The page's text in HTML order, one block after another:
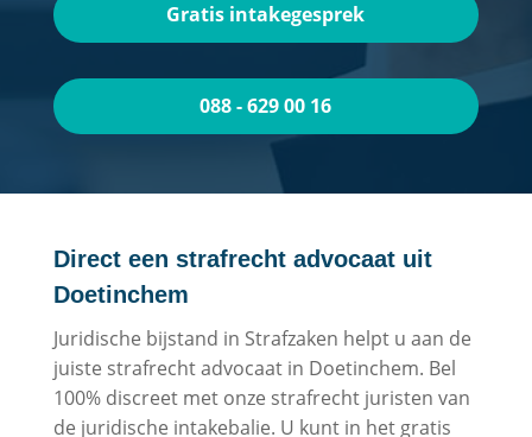
Gratis intakegesprek
088 - 629 00 16
Direct een strafrecht advocaat uit
Doetinchem
Juridische bijstand in Strafzaken helpt u aan de
juiste strafrecht advocaat in Doetinchem. Bel
100% discreet met onze strafrecht juristen van
de juridische intakebalie. U kunt in het gratis